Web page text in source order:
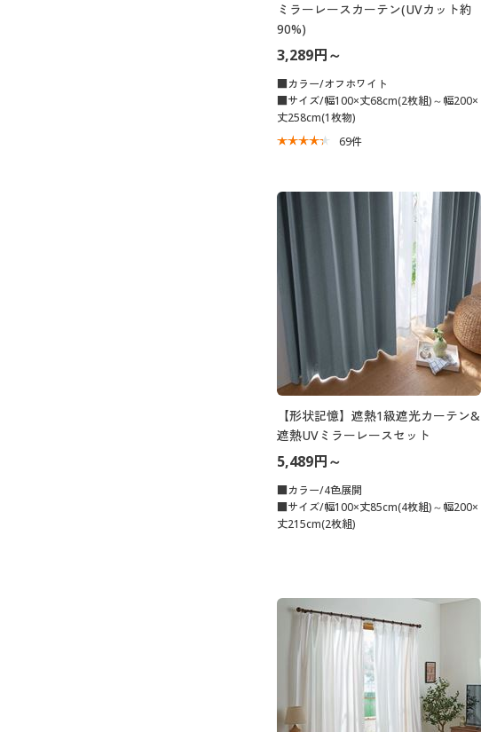
ミラーレースカーテン(UVカット約
90%)
3,289円～
■カラー/オフホワイト
■サイズ/幅100×丈68cm(2枚組)～幅200×
丈258cm(1枚物)
69件
【形状記憶】遮熱1級遮光カーテン&
遮熱UVミラーレースセット
5,489円～
■カラー/4色展開
■サイズ/幅100×丈85cm(4枚組)～幅200×
丈215cm(2枚組)